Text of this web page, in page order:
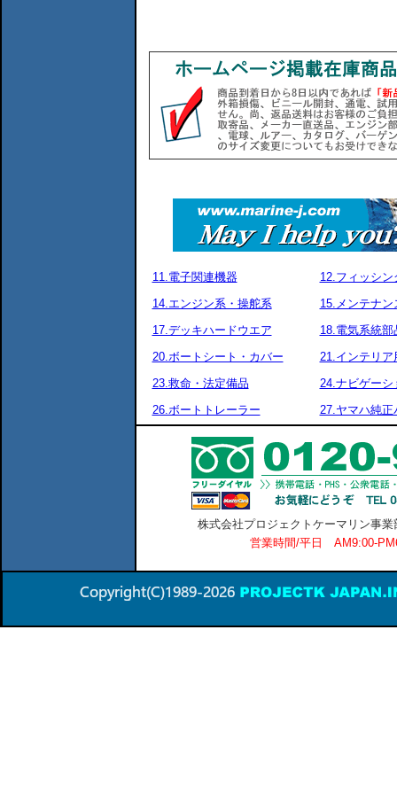
11.電子関連機器
12.フィッシン
14.エンジン系・操舵系
15.メンテナン
17.デッキハードウエア
18.電気系統部
20.ボートシート・カバー
21.インテリア
23.救命・法定備品
24.ナビゲーシ
26.ボートトレーラー
27.ヤマハ純正
株式会社プロジェクトケーマリン事
営業時間/平日 AM9:00-